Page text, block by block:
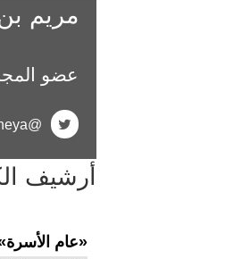
مريم بن
عضو
@M_BinTheneya
أرشيف
«عام